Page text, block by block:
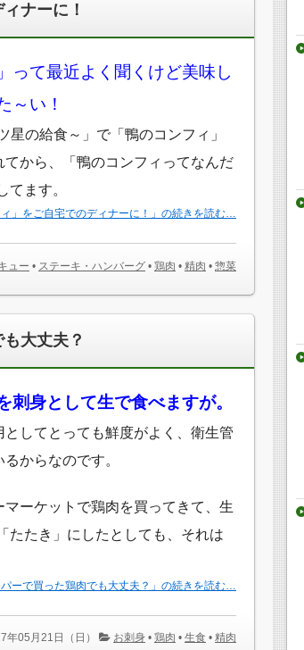
ナーに！
って最近よく聞くけど美味し
～い！
星の給食～」で「鴨のコンフィ」
てから、「鴨のコンフィってなんだ
てます。
ィ」をご自宅でのディナーに！」の続きを読む…
ュー • ステーキ・ハンバーグ • 鶏肉 • 精肉 • 惣菜
大丈夫？
刺身として生で食べますが。
としてとっても鮮度がよく、衛生管
からなのです。
マーケットで鶏肉を買ってきて、生
たたき」にしたとしても、それは
ーで買った鶏肉でも大丈夫？」の続きを読む…
年05月21日（日） お刺身 • 鶏肉 • 生食 • 精肉